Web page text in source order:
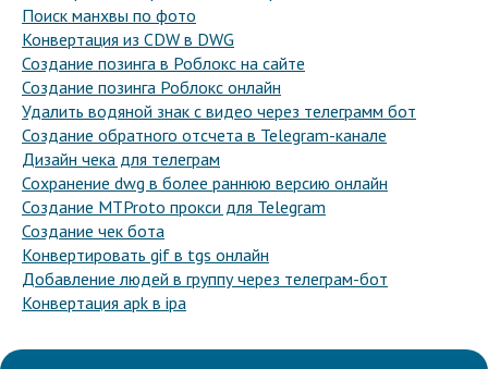
Поиск манхвы по фото
Конвертация из CDW в DWG
Создание позинга в Роблокс на сайте
Создание позинга Роблокс онлайн
Удалить водяной знак с видео через телеграмм бот
Создание обратного отсчета в Telegram-канале
Дизайн чека для телеграм
Сохранение dwg в более раннюю версию онлайн
Создание MTProto прокси для Telegram
Создание чек бота
Конвертировать gif в tgs онлайн
Добавление людей в группу через телеграм-бот
Конвертация apk в ipa